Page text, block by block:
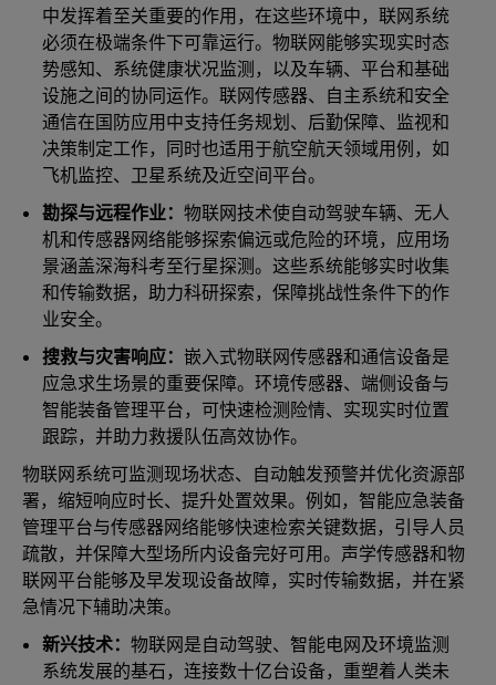
中发挥着至关重要的作用，在这些环境中，联网系统
必须在极端条件下可靠运行。物联网能够实现实时态
势感知、系统健康状况监测，以及车辆、平台和基础
设施之间的协同运作。联网传感器、自主系统和安全
通信在国防应用中支持任务规划、后勤保障、监视和
决策制定工作，同时也适用于航空航天领域用例，如
飞机监控、卫星系统及近空间平台。
勘探与远程作业： 物联网技术使自动驾驶车辆、无人
机和传感器网络能够探索偏远或危险的环境，应用场
景涵盖深海科考至行星探测。这些系统能够实时收集
和传输数据，助力科研探索，保障挑战性条件下的作
业安全。
搜救与灾害响应： 嵌入式物联网传感器和通信设备是
应急求生场景的重要保障。环境传感器、端侧设备与
智能装备管理平台，可快速检测险情、实现实时位置
跟踪，并助力救援队伍高效协作。
物联网系统可监测现场状态、自动触发预警并优化资源部
署，缩短响应时长、提升处置效果。例如，智能应急装备
管理平台与传感器网络能够快速检索关键数据，引导人员
疏散，并保障大型场所内设备完好可用。声学传感器和物
联网平台能够及早发现设备故障，实时传输数据，并在紧
急情况下辅助决策。
新兴技术： 物联网是自动驾驶、智能电网及环境监测
系统发展的基石，连接数十亿台设备，重塑着人类未